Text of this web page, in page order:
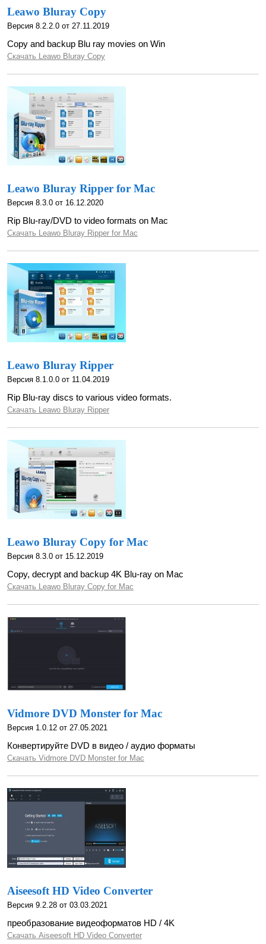
Leawo Bluray Copy
Версия 8.2.2.0 от 27.11.2019
Copy and backup Blu ray movies on Win
Скачать Leawo Bluray Copy
Leawo Bluray Ripper for Mac
Версия 8.3.0 от 16.12.2020
Rip Blu-ray/DVD to video formats on Mac
Скачать Leawo Bluray Ripper for Mac
Leawo Bluray Ripper
Версия 8.1.0.0 от 11.04.2019
Rip Blu-ray discs to various video formats.
Скачать Leawo Bluray Ripper
Leawo Bluray Copy for Mac
Версия 8.3.0 от 15.12.2019
Copy, decrypt and backup 4K Blu-ray on Mac
Скачать Leawo Bluray Copy for Mac
Vidmore DVD Monster for Mac
Версия 1.0.12 от 27.05.2021
Конвертируйте DVD в видео / аудио форматы
Скачать Vidmore DVD Monster for Mac
Aiseesoft HD Video Converter
Версия 9.2.28 от 03.03.2021
преобразование видеоформатов HD / 4K
Скачать Aiseesoft HD Video Converter